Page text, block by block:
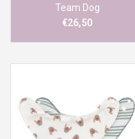
Team Dog
€26,50